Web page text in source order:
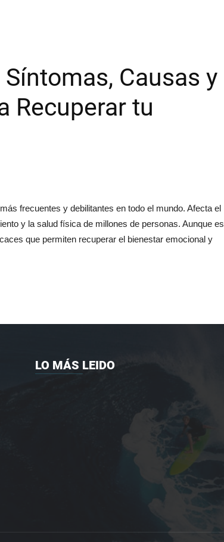
Causas y
Recuperar tu
frecuentes y debilitantes en todo el mundo. Afecta el
y la salud física de millones de personas. Aunque es
que permiten recuperar el bienestar emocional y
LO MÁS LEIDO